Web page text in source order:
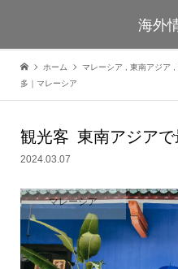
海外
ホーム マレーシア 東南アジア
多｜マレーシア
観光客 東南アジア
2024.03.07
マレーシア